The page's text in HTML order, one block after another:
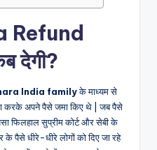
Refund
देगी?
India familyके माध्यम से
करके अपने पैसे जमा किए थे | जब पैसे
फिलहाल सुप्रीम कोर्ट और सेबी के
के पैसे धीरे-धीरे लोगों को दिए जा रहे